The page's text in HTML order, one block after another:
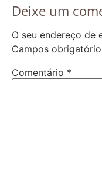
Deixe um
O seu endereço de
Campos
Comentário *